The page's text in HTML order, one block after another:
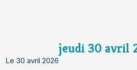
jeudi 30 avril
Le 30 avril 2026